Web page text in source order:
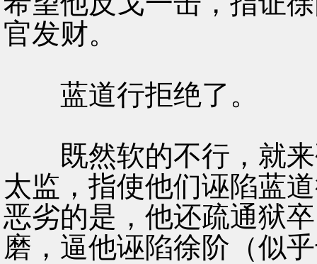
官发财。
蓝道行拒绝了。
既然软的不行，就来
太监，指使他们诬陷蓝
恶劣的是，他还疏通狱
磨，逼他诬陷徐阶（似